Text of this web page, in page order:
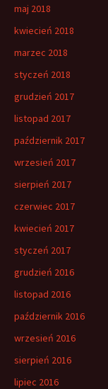
maj 2018
kwiecień 2018
marzec 2018
styczeń 2018
grudzień 2017
listopad 2017
październik 2017
wrzesień 2017
sierpień 2017
czerwiec 2017
kwiecień 2017
styczeń 2017
grudzień 2016
listopad 2016
październik 2016
wrzesień 2016
sierpień 2016
lipiec 2016